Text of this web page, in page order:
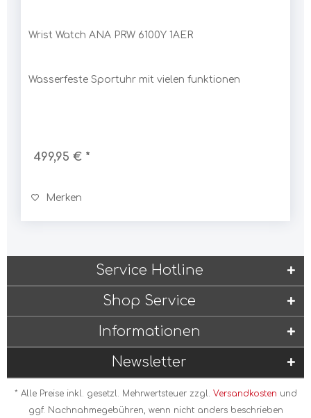
Wrist Watch ANA PRW 6100Y 1AER
Wasserfeste Sportuhr mit vielen funktionen
499,95 € *
Merken
Service Hotline
Shop Service
Informationen
Newsletter
* Alle Preise inkl. gesetzl. Mehrwertsteuer zzgl. Versandkosten und
ggf. Nachnahmegebühren, wenn nicht anders beschrieben